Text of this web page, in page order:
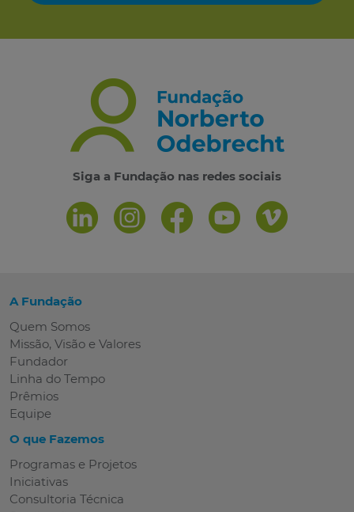
Siga a Fundação nas redes sociais
A Fundação
Quem Somos
Missão, Visão e Valores
Fundador
Linha do Tempo
Prêmios
Equipe
O que Fazemos
Programas e Projetos
Iniciativas
Consultoria Técnica